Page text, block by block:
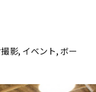
影, イベント, ボー